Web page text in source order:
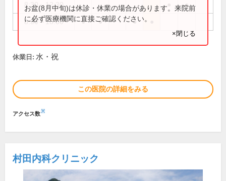
8:30～12:30 ●
8:30～18:00 ● ● ●
お盆(8月中旬)は休診・休業の場合があります。来院前
に必ず医療機関に直接ご確認ください。
×閉じる
休業日: 水・祝
この医院の詳細をみる
アクセス数※
村田内科クリニック